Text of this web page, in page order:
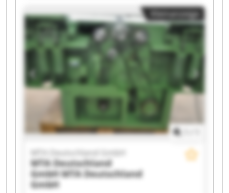
GmbH MTA Deutschland GmbH MTA
Deutschland GmbH MTA Deutschland GmbH
MTA Deutschland GmbH MTA Deutschland
GmbH MTA Deutschland GmbH MTA
Deutschland GmbH MTA Deutschland GmbH
MTA Deutschland GmbH MTA Deutschland
GmbH MTA Deutschland GmbH MTA
Deutschland GmbH MTA Deutschland GmbH
Kleinanzeige
MTA Deutschland GmbH
MTA Deutschland
GmbHMTA Deutschland
GmbH